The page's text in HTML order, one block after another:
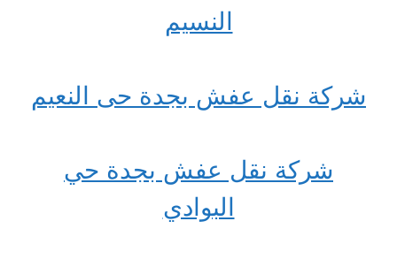
النسيم
شركة نقل عفش بجدة حى النعيم
شركة نقل عفش بجدة حي
البوادي